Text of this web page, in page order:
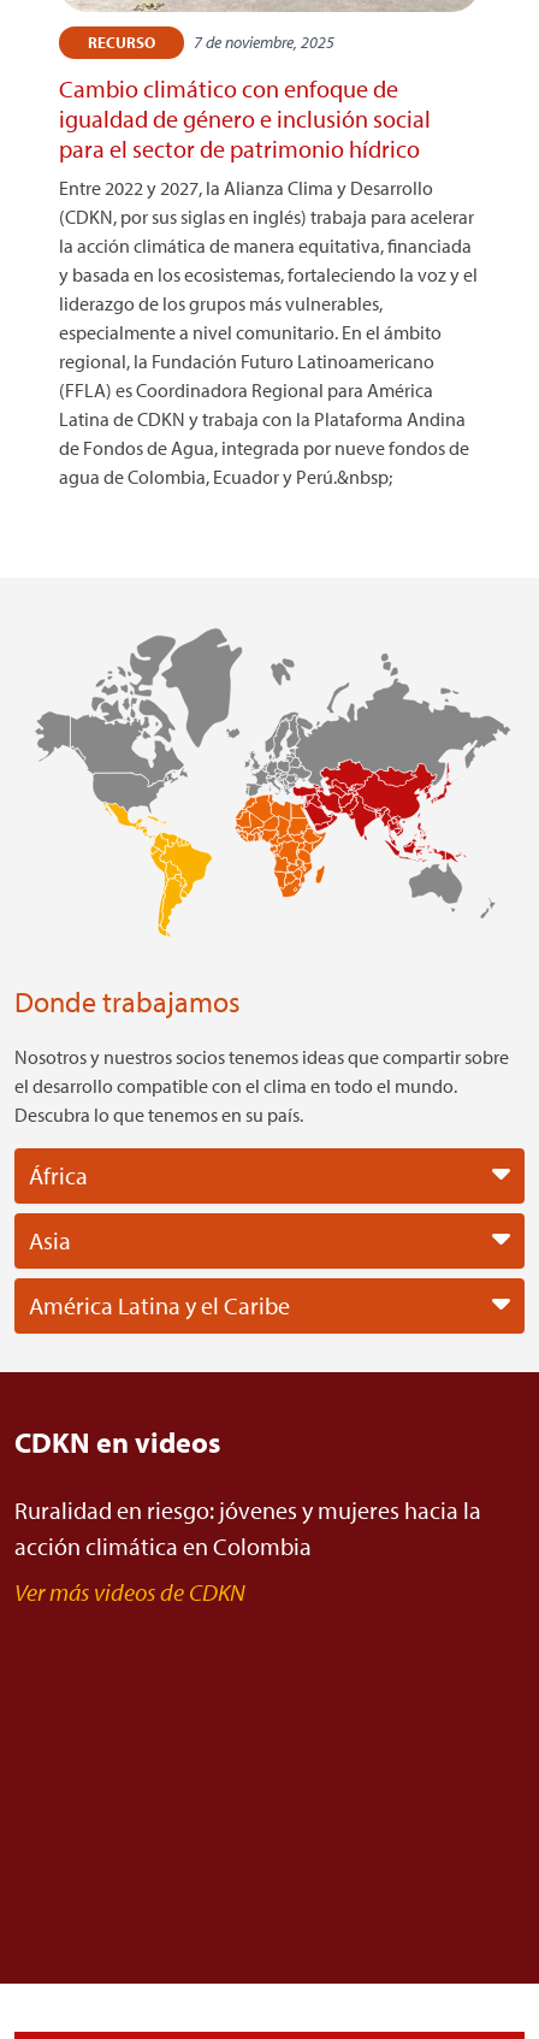
RECURSO 7 de noviembre, 2025
Cambio climático con enfoque de
igualdad de género e inclusión social
para el sector de patrimonio hídrico
Entre 2022 y 2027, la Alianza Clima y Desarrollo
(CDKN, por sus siglas en inglés) trabaja para acelerar
la acción climática de manera equitativa, financiada
y basada en los ecosistemas, fortaleciendo la voz y el
liderazgo de los grupos más vulnerables,
especialmente a nivel comunitario. En el ámbito
regional, la Fundación Futuro Latinoamericano
(FFLA) es Coordinadora Regional para América
Latina de CDKN y trabaja con la Plataforma Andina
de Fondos de Agua, integrada por nueve fondos de
agua de Colombia, Ecuador y Perú.&nbsp;
Donde trabajamos
Nosotros y nuestros socios tenemos ideas que compartir sobre
el desarrollo compatible con el clima en todo el mundo.
Descubra lo que tenemos en su país.
África
Asia
América Latina y el Caribe
CDKN en videos
Ruralidad en riesgo: jóvenes y mujeres hacia la
acción climática en Colombia
Ver más videos de CDKN